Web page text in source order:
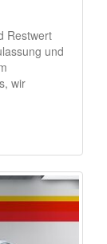
Restwert
und
wir